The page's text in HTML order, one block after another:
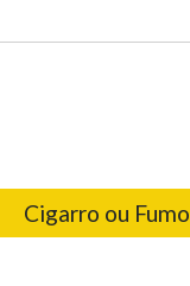
Cigarro ou Fumo